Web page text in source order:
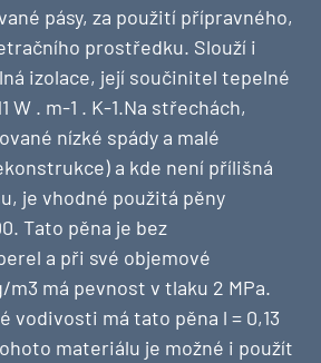
pásy, za použití přípravného,
prostředku. Slouží i
izolace, její součinitel tepelné
W . m-1 . K-1.Na střechách,
nízké spády a malé
a kde není přílišná
je vhodné použitá pěny
Tato pěna je bez
a při své objemové
má pevnost v tlaku 2 MPa.
vodivosti má tato pěna l = 0,13
materiálu je možné i použít